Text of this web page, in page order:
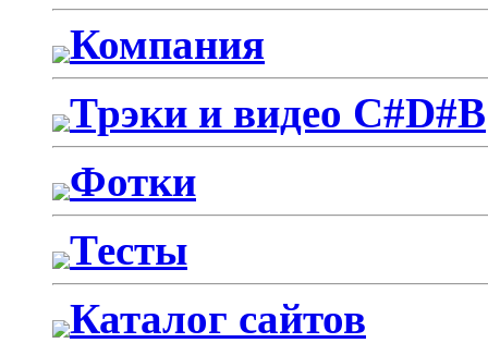
Компания
Трэки и видео C#D#B
Фотки
Тесты
Каталог сайтов